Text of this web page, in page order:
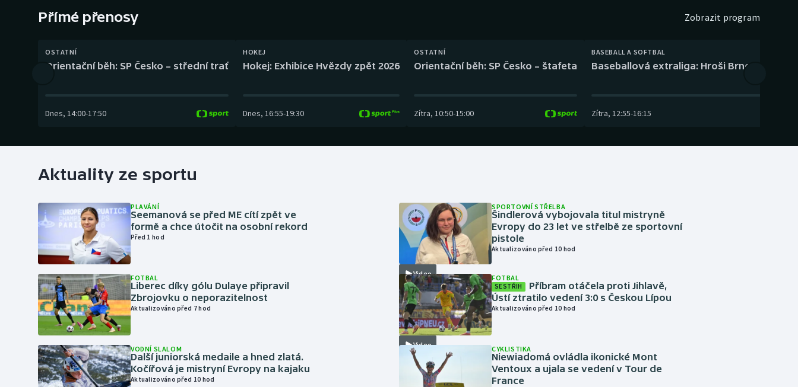
Florbal
Golf
Gymnastika
Olympijské hry
Plážový volejbal
Vodní slalom
Ostatní
Přímé přenosy Zobrazit program
OSTATNÍ
Orientační běh: SP Česko – střední trať
Dnes, 14:00-17:50
HOKEJ
Hokej: Exhibice Hvězdy zpět 2026
Dnes, 16:55-19:30
OSTATNÍ
Orientační běh: SP Česko – štafeta
Zítra, 10:50-15:00
BASEBALL A SOFTBAL
Baseballová extraliga: Hroši Brno – Eagles
Zítra, 12:55-16:15
Aktuality ze sportu
PLAVÁNÍ
Seemanová se před ME cítí zpět ve
formě a chce útočit na osobní rekord
Před 1 hod
FOTBAL
Liberec díky gólu Dulaye připravil
Zbrojovku o neporazitelnost
Aktualizováno před 7 hod
VODNÍ SLALOM
Další juniorská medaile a hned zlatá.
Kočířová je mistryní Evropy na kajaku
Aktualizováno před 10 hod
Video
SPORTOVNÍ STŘELBA
Šindlerová vybojovala titul mistryně
Evropy do 23 let ve střelbě ze sportovní
pistole
Aktualizováno před 10 hod
Video
FOTBAL
SESTŘIH
Příbram otáčela proti Jihlavě,
Ústí ztratilo vedení 3:0 s Českou Lípou
Aktualizováno před 10 hod
CYKLISTIKA
Niewiadomá ovládla ikonické Mont
Ventoux a ujala se vedení v Tour de
France